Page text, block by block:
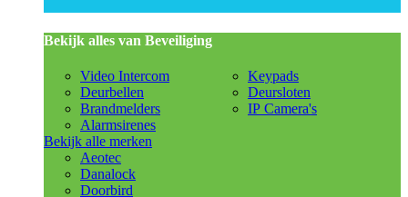
Bekijk alles van Beveiliging
Video Intercom
Deurbellen
Brandmelders
Alarmsirenes
Keypads
Deursloten
IP Camera's
Bekijk alle merken
Aeotec
Danalock
Doorbird